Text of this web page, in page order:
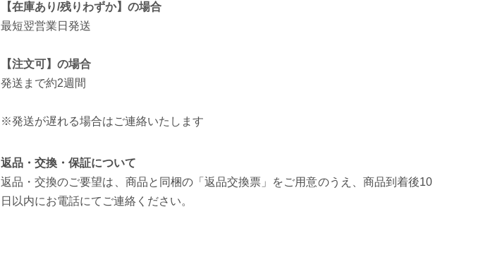
【在庫あり/残りわずか】の場合
最短翌営業日発送
【注文可】の場合
発送まで約2週間
※発送が遅れる場合はご連絡いたします
返品・交換・保証について
返品・交換のご要望は、商品と同梱の「返品交換票」をご用意のうえ、商品到着後10
日以内にお電話にてご連絡ください。